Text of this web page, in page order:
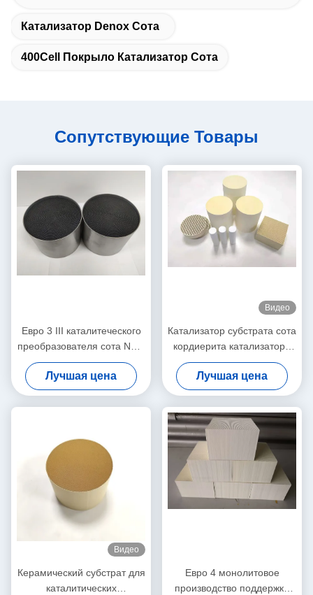
Катализатор Denox Сота
400Cell Покрыло Катализатор Сота
Сопутствующие Товары
Евро 3 III каталитеческого
преобразователя сота NOX
каталитического
уменьшения сота металла
металлическое
Лучшая цена
Видео
Катализатор субстрата сота
кордиерита катализатора
сота Scr керамический
Лучшая цена
Видео
Керамический субстрат для
каталитических
Евро 4 монолитовое
производство поддержки